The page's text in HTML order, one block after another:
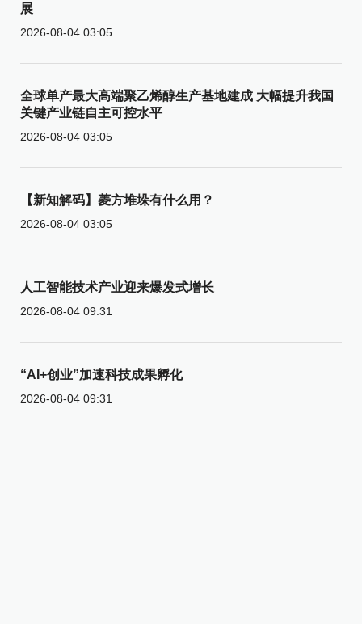
展
2026-08-04 03:05
全球单产最大高端聚乙烯醇生产基地建成 大幅提升我国
关键产业链自主可控水平
2026-08-04 03:05
【新知解码】菱方堆垛有什么用？
2026-08-04 03:05
人工智能技术产业迎来爆发式增长
2026-08-04 09:31
“AI+创业”加速科技成果孵化
2026-08-04 09:31